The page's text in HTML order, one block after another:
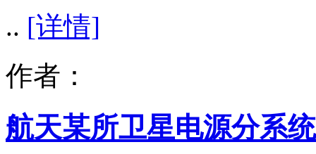
.. [详情]
作者：
航天某所卫星电源分系